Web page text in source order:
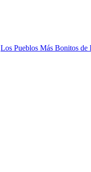
Los Pueblos Más Bonitos de